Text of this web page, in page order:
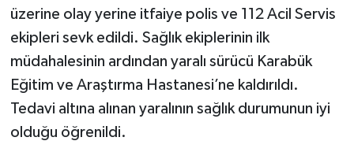
üzerine olay yerine itfaiye polis ve 112 Acil Servis
ekipleri sevk edildi. Sağlık ekiplerinin ilk
müdahalesinin ardından yaralı sürücü Karabük
Eğitim ve Araştırma Hastanesi’ne kaldırıldı.
Tedavi altına alınan yaralının sağlık durumunun iyi
olduğu öğrenildi.
Politika
Resmi İlan
Sağlık